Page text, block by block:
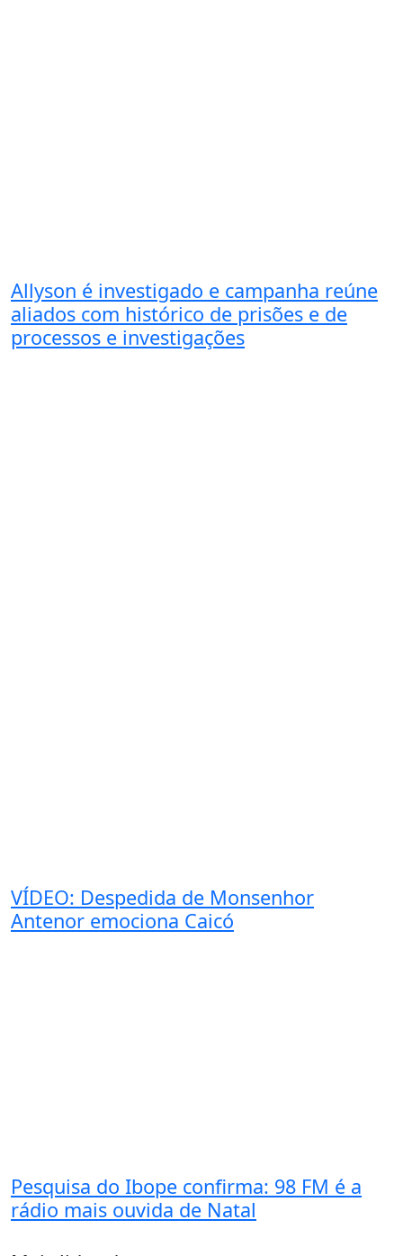
Allyson é investigado e campanha reúne
aliados com histórico de prisões e de
processos e investigações
VÍDEO: Despedida de Monsenhor
Antenor emociona Caicó
Pesquisa do Ibope confirma: 98 FM é a
rádio mais ouvida de Natal